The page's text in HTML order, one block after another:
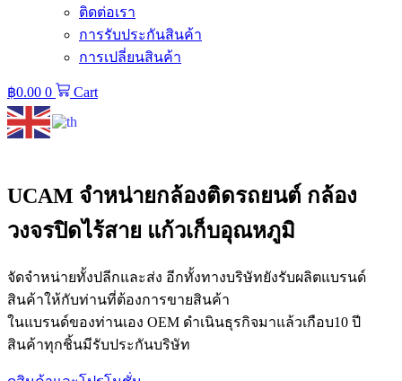
ติดต่อเรา
การรับประกันสินค้า
การเปลี่ยนสินค้า
฿0.00 0 Cart
UCAM จำหน่ายกล้องติดรถยนต์ กล้อง
วงจรปิดไร้สาย แก้วเก็บอุณหภูมิ
จัดจำหน่ายทั้งปลีกและส่ง อีกทั้งทางบริษัทยังรับผลิตแบรนด์
สินค้าให้กับท่านที่ต้องการขายสินค้า
ในแบรนด์ของท่านเอง OEM ดำเนินธุรกิจมาแล้วเกือบ10 ปี
สินค้าทุกชิ้นมีรับประกันบริษัท